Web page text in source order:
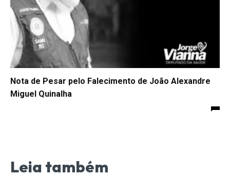
Nota de Pesar pelo Falecimento de João Alexandre
Miguel Quinalha
Leia também